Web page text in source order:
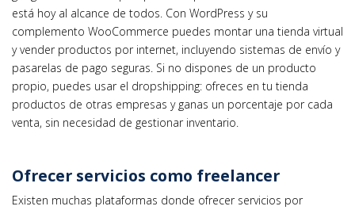
está hoy al alcance de todos. Con WordPress y su
complemento WooCommerce puedes montar una tienda virtual
y vender productos por internet, incluyendo sistemas de envío y
pasarelas de pago seguras. Si no dispones de un producto
propio, puedes usar el dropshipping: ofreces en tu tienda
productos de otras empresas y ganas un porcentaje por cada
venta, sin necesidad de gestionar inventario.
Ofrecer servicios como freelancer
Existen muchas plataformas donde ofrecer servicios por